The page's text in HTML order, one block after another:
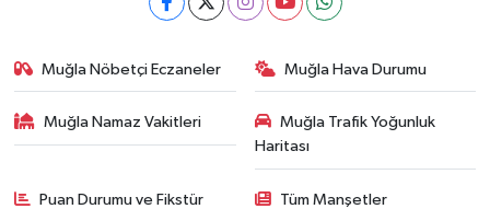
Muğla Nöbetçi Eczaneler Muğla Hava Durumu
Muğla Namaz Vakitleri
Muğla Trafik Yoğunluk
Haritası
Puan Durumu ve Fikstür Tüm Manşetler